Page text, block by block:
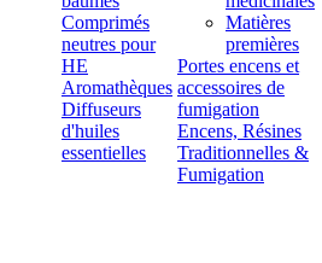
Comprimés
neutres pour
HE
Aromathèques
Diffuseurs
d'huiles
essentielles
Matières
premières
Portes encens et
accessoires de
fumigation
Encens, Résines
Traditionnelles &
Fumigation